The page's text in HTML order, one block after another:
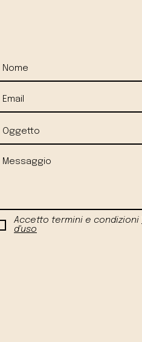
Accetto termini e condizioni
d'uso